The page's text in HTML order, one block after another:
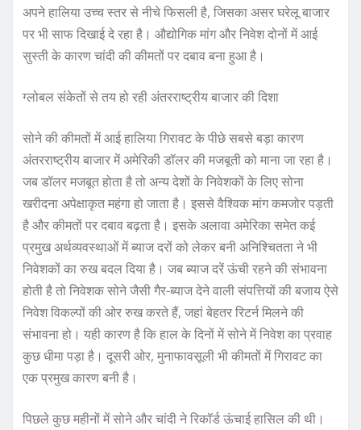
अपने हालिया उच्च स्तर से नीचे फिसली है, जिसका असर घरेलू बाजार
पर भी साफ दिखाई दे रहा है। औद्योगिक मांग और निवेश दोनों में आई
सुस्ती के कारण चांदी की कीमतों पर दबाव बना हुआ है।
ग्लोबल संकेतों से तय हो रही अंतरराष्ट्रीय बाजार की दिशा
सोने की कीमतों में आई हालिया गिरावट के पीछे सबसे बड़ा कारण
अंतरराष्ट्रीय बाजार में अमेरिकी डॉलर की मजबूती को माना जा रहा है।
जब डॉलर मजबूत होता है तो अन्य देशों के निवेशकों के लिए सोना
खरीदना अपेक्षाकृत महंगा हो जाता है। इससे वैश्विक मांग कमजोर पड़ती
है और कीमतों पर दबाव बढ़ता है। इसके अलावा अमेरिका समेत कई
प्रमुख अर्थव्यवस्थाओं में ब्याज दरों को लेकर बनी अनिश्चितता ने भी
निवेशकों का रुख बदल दिया है। जब ब्याज दरें ऊंची रहने की संभावना
होती है तो निवेशक सोने जैसी गैर-ब्याज देने वाली संपत्तियों की बजाय ऐसे
निवेश विकल्पों की ओर रुख करते हैं, जहां बेहतर रिटर्न मिलने की
संभावना हो। यही कारण है कि हाल के दिनों में सोने में निवेश का प्रवाह
कुछ धीमा पड़ा है। दूसरी ओर, मुनाफावसूली भी कीमतों में गिरावट का
एक प्रमुख कारण बनी है।
पिछले कुछ महीनों में सोने और चांदी ने रिकॉर्ड ऊंचाई हासिल की थी।